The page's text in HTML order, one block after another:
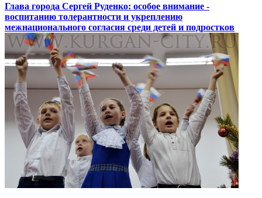
Глава города Сергей Руденко: особое внимание -
воспитанию толерантности и укреплению
межнационального согласия среди детей и подростков